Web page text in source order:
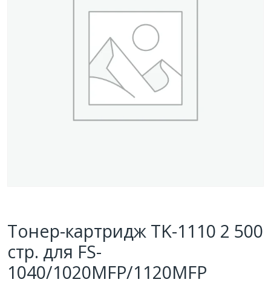
Тонер-картридж TK-1110 2 500
стр. для FS-
1040/1020MFP/1120MFP